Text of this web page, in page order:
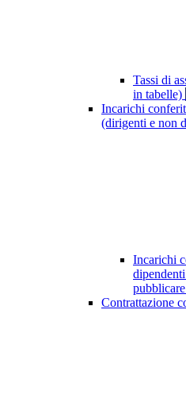
Tassi di
in tabelle)
Incarichi
(dirigenti e non
Incarichi
Contrattazione